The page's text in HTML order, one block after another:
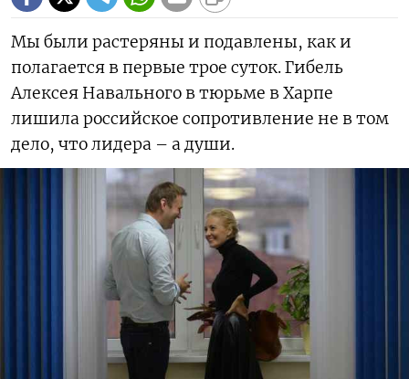
Мы были растеряны и подавлены, как и
полагается в первые трое суток. Гибель
Алексея Навального в тюрьме в Харпе
лишила российское сопротивление не в том
дело, что лидера – а души.